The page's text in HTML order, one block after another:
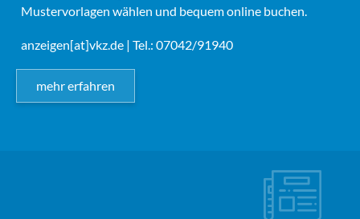
Mustervorlagen wählen und bequem online buchen.
anzeigen[at]vkz.de | Tel.: 07042/91940
mehr erfahren